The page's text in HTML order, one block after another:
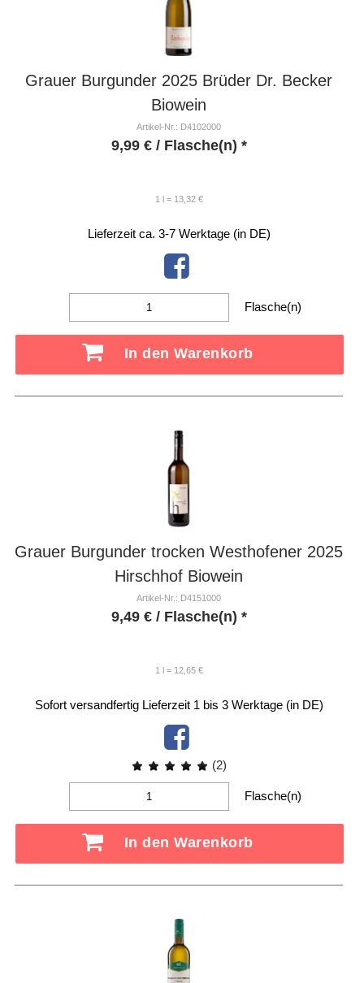
Grauer Burgunder 2025 Brüder Dr. Becker
Biowein
Artikel-Nr.: D4102000
9,99 €/ Flasche(n) *
1 l = 13,32 €
Lieferzeit ca. 3-7 Werktage (in DE)
Flasche(n)
In den Warenkorb
Grauer Burgunder trocken Westhofener 2025
Hirschhof Biowein
Artikel-Nr.: D4151000
9,49 €/ Flasche(n) *
1 l = 12,65 €
Sofort versandfertig Lieferzeit 1 bis 3 Werktage (in DE)
(2)
Flasche(n)
In den Warenkorb